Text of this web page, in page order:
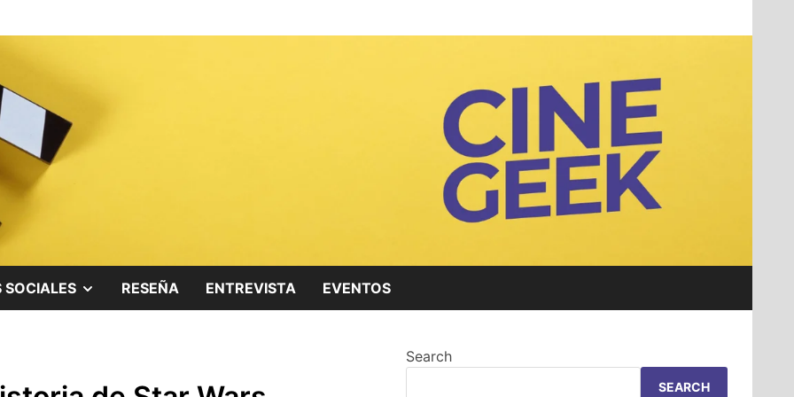
SOCIALES SHOWRESEÑA ENTREVISTA EVENTOS
Search
SEARCH